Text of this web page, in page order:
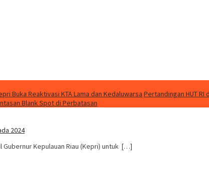
Buka Reaktivasi KTA Lama dan Kedaluwarsa Pertandingan HUT RI
Blank Spot di Perbatasan
2024
Gubernur Kepulauan Riau (Kepri) untuk […]